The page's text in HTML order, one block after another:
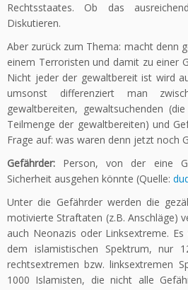
Rechtsstaates. Ob das
Diskutieren.
Aber zurück zum Thema: macht denn
einem Terroristen und damit zu einer
Nicht jeder der gewaltbereit ist wird
umsonst differenziert man
gewaltbereiten, gewaltsuchenden
Teilmenge der gewaltbereiten) und
Frage auf: was waren denn jetzt noch
Gefährder: Person, von der eine
Sicherheit ausgehen könnte (Quelle:
Unter die Gefährder werden die
motivierte Straftaten (z.B. Anschläge)
auch Neonazis oder Linksextreme.
dem islamistischen Spektrum, nur
rechtsextremen bzw. linksextremen
1000 Islamisten, die nicht alle